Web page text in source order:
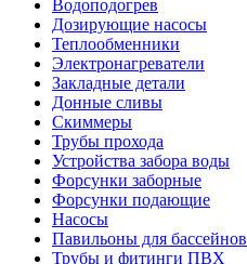
Водоподогрев
Дозирующие насосы
Теплообменники
Электронагреватели
Закладные детали
Донные сливы
Скиммеры
Трубы прохода
Устройства забора воды
Форсунки заборные
Форсунки подающие
Насосы
Павильоны для бассейнов
Трубы и фитинги ПВХ